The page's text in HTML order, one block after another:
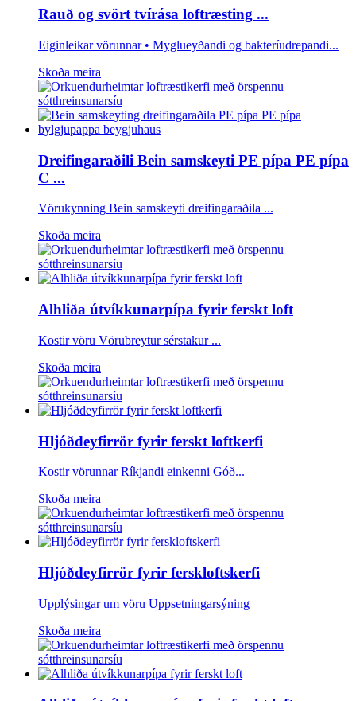
Rauð og svört tvírása loftræsting ...
Eiginleikar vörunnar • Myglueyðandi og bakteríudrepandi...
Skoða meira
Dreifingaraðili Bein samskeyti PE pípa PE pípa
C ...
Vörukynning Bein samskeyti dreifingaraðila ...
Skoða meira
Alhliða útvíkkunarpípa fyrir ferskt loft
Kostir vöru Vörubreytur sérstakur ...
Skoða meira
Hljóðdeyfirrör fyrir ferskt loftkerfi
Kostir vörunnar Ríkjandi einkenni Góð...
Skoða meira
Hljóðdeyfirrör fyrir ferskloftskerfi
Upplýsingar um vöru Uppsetningarsýning
Skoða meira